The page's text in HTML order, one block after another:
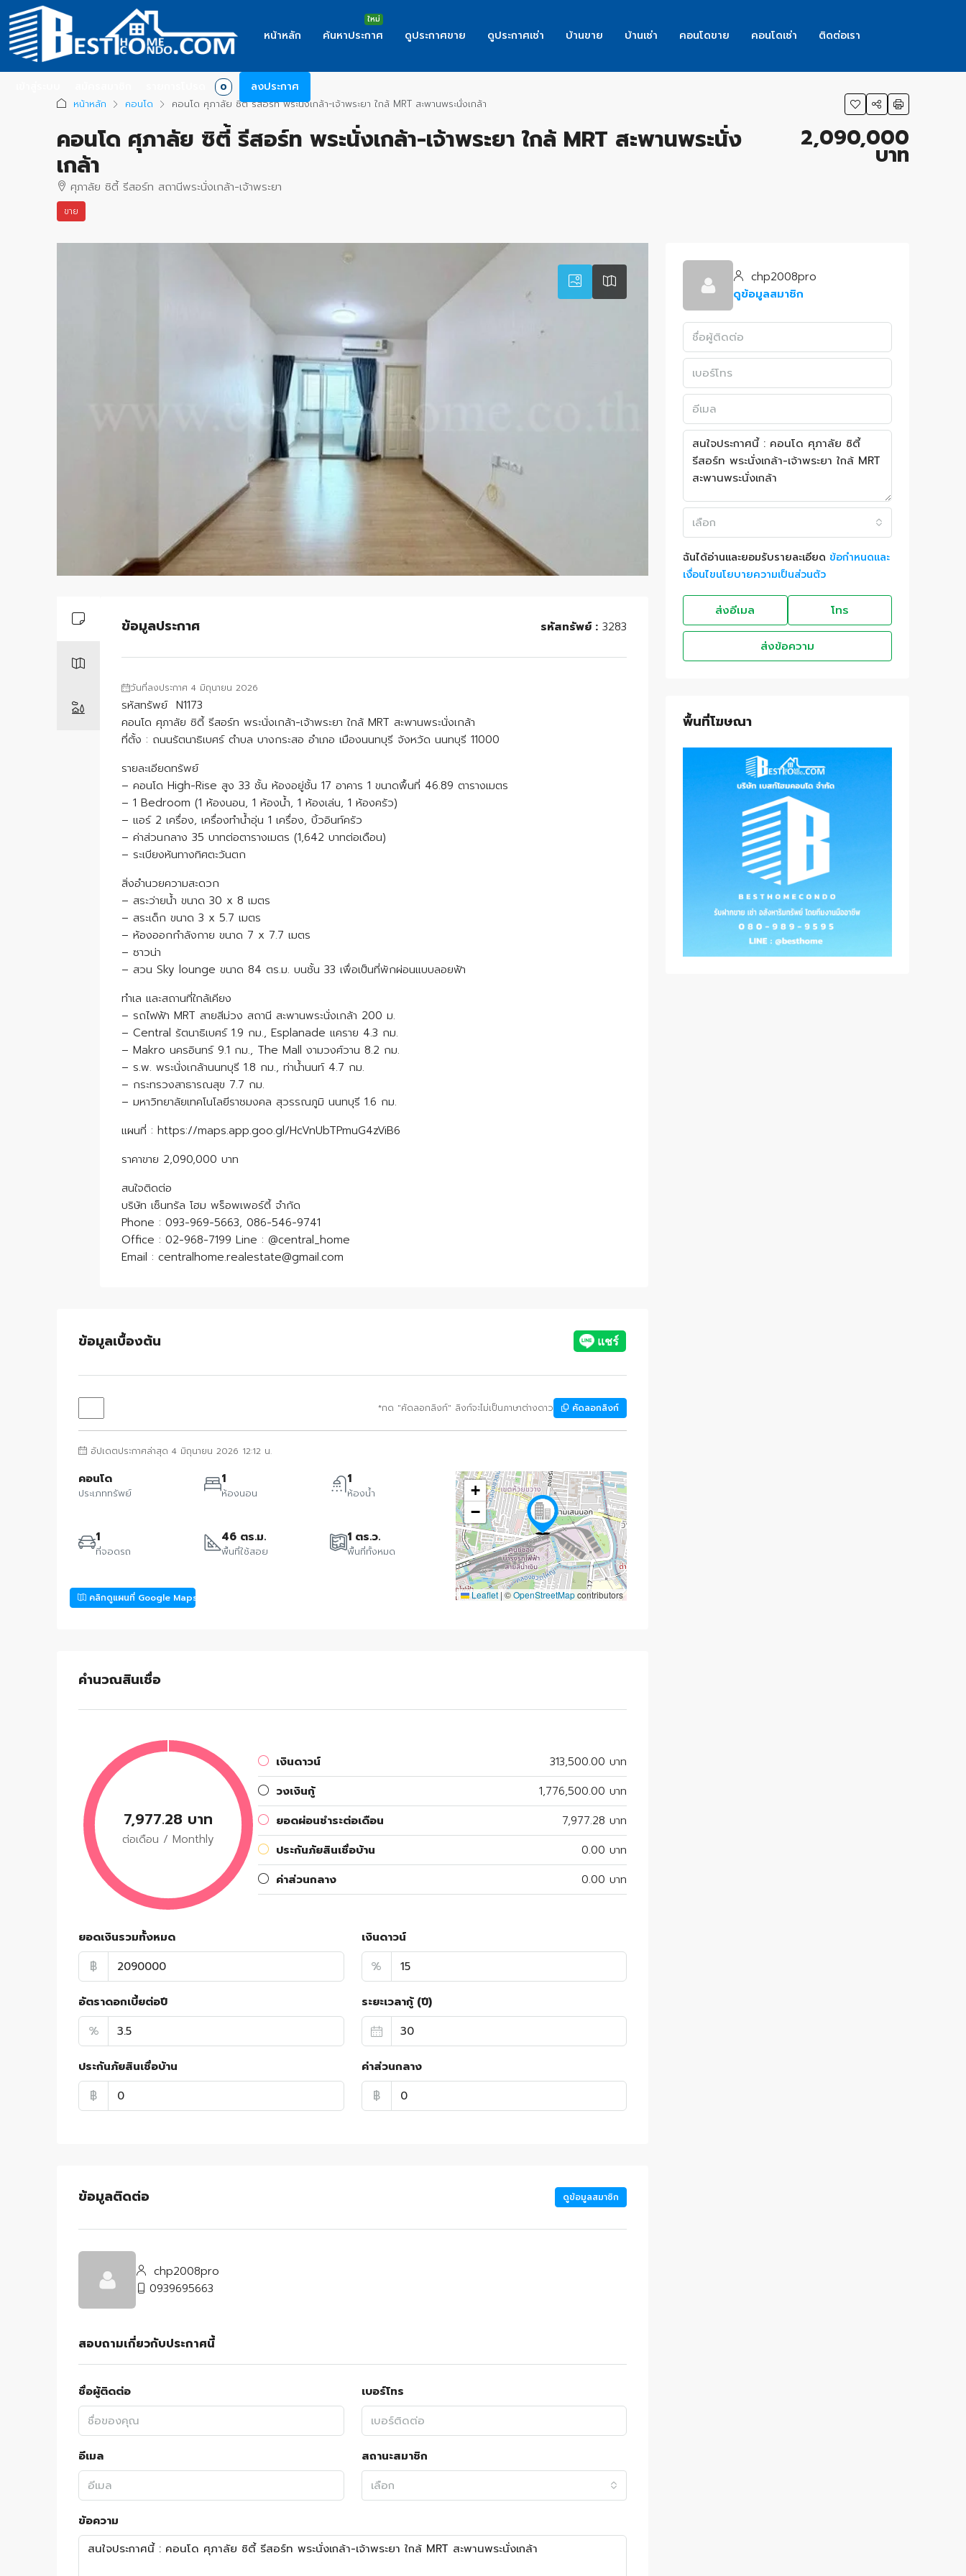
หน้าหลัก ค้นหาประกาศ ดูประกาศขาย ดูประกาศเช่า บ้านขาย บ้านเช่า คอนโดขาย คอนโดเช่า ติดต่อเรา
0 ลงประกาศ
หน้าหลัก คอนโด คอนโด ศุภาลัย ซิตี้ รีสอร์ท พระนั่งเกล้า-เจ้าพระยา ใกล้ MRT สะพานพระนั่งเกล้า
คอนโด ศุภาลัย ซิตี้ รีสอร์ท พระนั่งเกล้า-เจ้าพระยา ใกล้ MRT สะพานพระนั่ง
เกล้า
ศุภาลัย ซิตี้ รีสอร์ท สถานีพระนั่งเกล้า-เจ้าพระยา
ขาย
2,090,000
บาท
ข้อมูลประกาศ รหัสทรัพย์ : 3283
วันที่ลงประกาศ 4 มิถุนายน 2026
รหัสทรัพย์ N1173
คอนโด ศุภาลัย ซิตี้ รีสอร์ท พระนั่งเกล้า-เจ้าพระยา ใกล้ MRT สะพานพระนั่งเกล้า
ที่ตั้ง : ถนนรัตนาธิเบศร์ ตำบล บางกระสอ อำเภอ เมืองนนทบุรี จังหวัด นนทบุรี 11000
รายละเอียดทรัพย์
– คอนโด High-Rise สูง 33 ชั้น ห้องอยู่ชั้น 17 อาคาร 1 ขนาดพื้นที่ 46.89 ตารางเมตร
– 1 Bedroom (1 ห้องนอน, 1 ห้องน้ำ, 1 ห้องเล่น, 1 ห้องครัว)
– แอร์ 2 เครื่อง, เครื่องทำน้ำอุ่น 1 เครื่อง, บิ้วอินท์ครัว
– ค่าส่วนกลาง 35 บาทต่อตารางเมตร (1,642 บาทต่อเดือน)
– ระเบียงหันทางทิศตะวันตก
สิ่งอำนวยความสะดวก
– สระว่ายน้ำ ขนาด 30 x 8 เมตร
– สระเด็ก ขนาด 3 x 5.7 เมตร
– ห้องออกกำลังกาย ขนาด 7 x 7.7 เมตร
– ซาวน่า
– สวน Sky lounge ขนาด 84 ตร.ม. บนชั้น 33 เพื่อเป็นที่พักผ่อนแบบลอยฟ้า
ทำเล และสถานที่ใกล้เคียง
– รถไฟฟ้า MRT สายสีม่วง สถานี สะพานพระนั่งเกล้า 200 ม.
– Central รัตนาธิเบศร์ 1.9 กม., Esplanade แคราย 4.3 กม.
– Makro นครอินทร์ 9.1 กม., The Mall งามวงศ์วาน 8.2 กม.
– ร.พ. พระนั่งเกล้านนทบุรี 1.8 กม., ท่าน้ำนนท์ 4.7 กม.
– กระทรวงสาธารณสุข 7.7 กม.
– มหาวิทยาลัยเทคโนโลยีราชมงคล สุวรรณภูมิ นนทบุรี 1.6 กม.
แผนที่ : https://maps.app.goo.gl/HcVnUbTPmuG4zViB6
ราคาขาย 2,090,000 บาท
สนใจติดต่อ
บริษัท เซ็นทรัล โฮม พร็อพเพอร์ตี้ จำกัด
Phone : 093-969-5663, 086-546-9741
Office : 02-968-7199 Line : @central_home
​​​​​​​Email : centralhome.realestate@gmail.com
ข้อมูลเบื้องต้น
*กด "คัดลอกลิงก์" ลิงก์จะไม่เป็นภาษาต่างดาว คัดลอกลิงก์
อัปเดตประกาศล่าสุด 4 มิถุนายน 2026 12:12 น.
คอนโด
ประเภททรัพย์
1
ห้องนอน
1
ห้องน้ำ
1
ที่จอดรถ
46 ตร.ม.
พื้นที่ใช้สอย
1 ตร.ว.
พื้นที่ทั้งหมด
คลิกดูแผนที่ Google Maps
+
−
Leaflet | ©OpenStreetMapcontributors
คำนวณสินเชื่อ
7,977.28 บาท
ต่อเดือน / Monthly
เงินดาวน์
313,500.00 บาท
วงเงินกู้
1,776,500.00 บาท
ยอดผ่อนชำระต่อเดือน
7,977.28 บาท
ประกันภัยสินเชื่อบ้าน
0.00 บาท
ค่าส่วนกลาง
0.00 บาท
ยอดเงินรวมทั้งหมด
฿
เงินดาวน์
%
อัตราดอกเบี้ยต่อปี
%
ระยะเวลากู้ (ปี)
ประกันภัยสินเชื่อบ้าน
฿
ค่าส่วนกลาง
฿
ข้อมูลติดต่อ ดูข้อมูลสมาชิก
chp2008pro
0939695663
สอบถามเกี่ยวกับประกาศนี้
ชื่อผู้ติดต่อ เบอร์โทร
อีเมล
สถานะสมาชิก
เลือก
ข้อความ
chp2008pro
ดูข้อมูลสมาชิก
เลือก
ฉันได้อ่านและยอมรับรายละเอียด ข้อกำหนดและ
เงื่อนไขนโยบายความเป็นส่วนตัว
ส่งอีเมล โทร
ส่งข้อความ
พื้นที่โฆษณา